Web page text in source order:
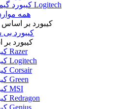
کیبورد گیمینگ Logitech
همه
کیبورد بر اساس
کیبورد بی
کیبورد
کیبورد Razer
کیبورد Logitech
کیبورد Corsair
کیبورد Green
کیبورد MSI
کیبورد Redragon
کیبورد Genius